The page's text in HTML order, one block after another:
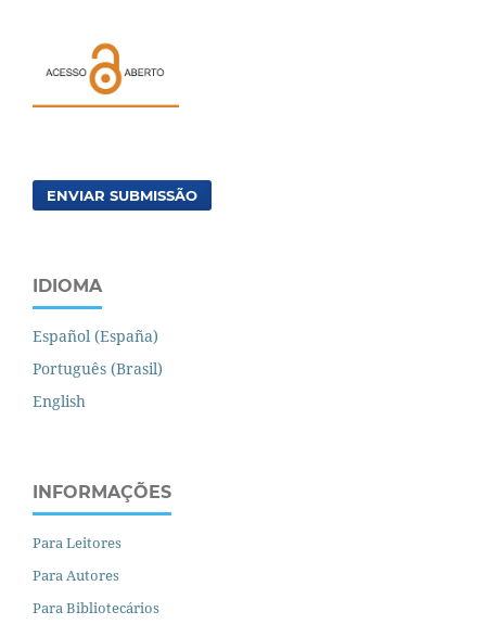
ENVIAR SUBMISSÃO
IDIOMA
Español (España)
Português (Brasil)
English
INFORMAÇÕES
Para Leitores
Para Autores
Para Bibliotecários